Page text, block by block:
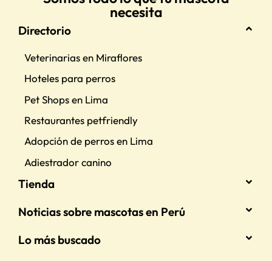
necesita
Directorio
Veterinarias en Miraflores
Hoteles para perros
Pet Shops en Lima
Restaurantes petfriendly
Adopción de perros en Lima
Adiestrador canino
Tienda
Noticias sobre mascotas en Perú
Lo más buscado